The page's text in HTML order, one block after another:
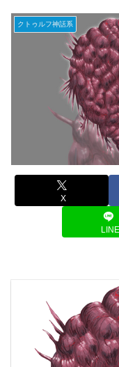
クトゥルフ神話系
X
LINE